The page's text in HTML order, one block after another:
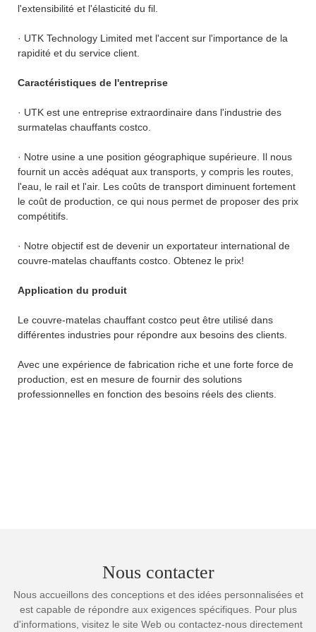
l'extensibilité et l'élasticité du fil.
· UTK Technology Limited met l'accent sur l'importance de la
rapidité et du service client.
Caractéristiques de l'entreprise
· UTK est une entreprise extraordinaire dans l'industrie des
surmatelas chauffants costco.
· Notre usine a une position géographique supérieure. Il nous
fournit un accès adéquat aux transports, y compris les routes,
l'eau, le rail et l'air. Les coûts de transport diminuent fortement
le coût de production, ce qui nous permet de proposer des prix
compétitifs.
· Notre objectif est de devenir un exportateur international de
couvre-matelas chauffants costco. Obtenez le prix!
Application du produit
Le couvre-matelas chauffant costco peut être utilisé dans
différentes industries pour répondre aux besoins des clients.
Avec une expérience de fabrication riche et une forte force de
production, est en mesure de fournir des solutions
professionnelles en fonction des besoins réels des clients.
Nous contacter
Nous accueillons des conceptions et des idées personnalisées et
est capable de répondre aux exigences spécifiques. Pour plus
d'informations, visitez le site Web ou contactez-nous directement